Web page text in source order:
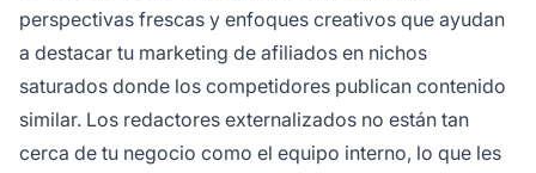
perspectivas frescas y enfoques creativos que ayudan
a destacar tu marketing de afiliados en nichos
saturados donde los competidores publican contenido
similar. Los redactores externalizados no están tan
cerca de tu negocio como el equipo interno, lo que les